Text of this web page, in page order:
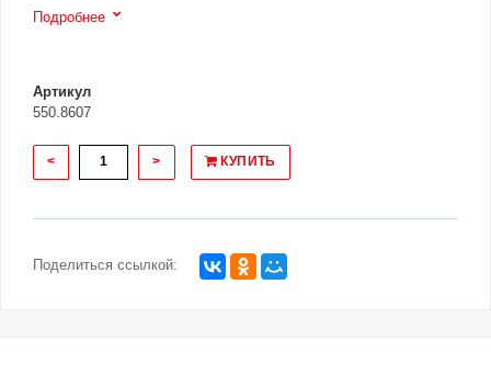
Подробнее
Артикул
550.8607
< > КУПИТЬ
Поделиться ссылкой: